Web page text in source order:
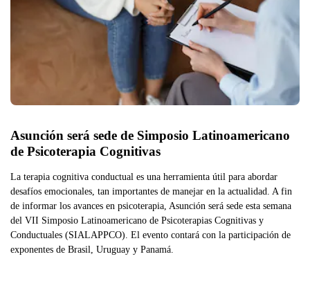
Asunción será sede de Simposio Latinoamericano
La terapia cognitiva conductual es una herramienta útil para abordar
desafíos emocionales, tan importantes de manejar en la actualidad. A fin
de informar los avances en psicoterapia, Asunción será sede esta semana
del VII Simposio Latinoamericano de Psicoterapias Cognitivas y
Conductuales (SIALAPPCO). El evento contará con la participación de
exponentes de Brasil, Uruguay y Panamá.